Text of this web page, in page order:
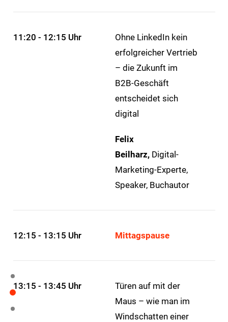
11:20 - 12:15 Uhr
Ohne LinkedIn kein
erfolgreicher Vertrieb
– die Zukunft im
B2B-Geschäft
entscheidet sich
digital
Felix
Beilharz,Digital-
Marketing-Experte,
Speaker, Buchautor
12:15 - 13:15 Uhr Mittagspause
13:15 - 13:45 Uhr
Türen auf mit der
Maus – wie man im
Windschatten einer